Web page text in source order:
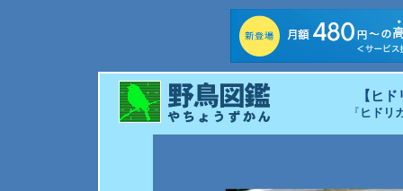
【ヒ
『 ヒドリ